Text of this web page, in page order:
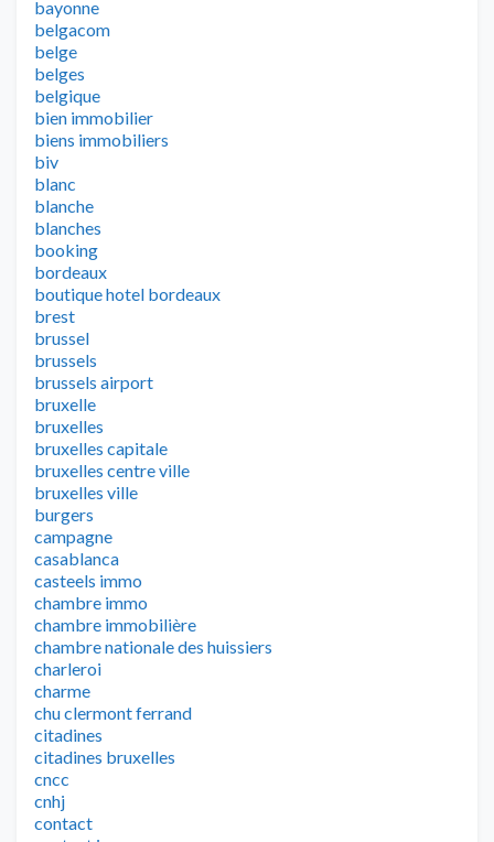
bayonne
belgacom
belge
belges
belgique
bien immobilier
biens immobiliers
biv
blanc
blanche
blanches
booking
bordeaux
boutique hotel bordeaux
brest
brussel
brussels
brussels airport
bruxelle
bruxelles
bruxelles capitale
bruxelles centre ville
bruxelles ville
burgers
campagne
casablanca
casteels immo
chambre immo
chambre immobilière
chambre nationale des huissiers
charleroi
charme
chu clermont ferrand
citadines
citadines bruxelles
cncc
cnhj
contact